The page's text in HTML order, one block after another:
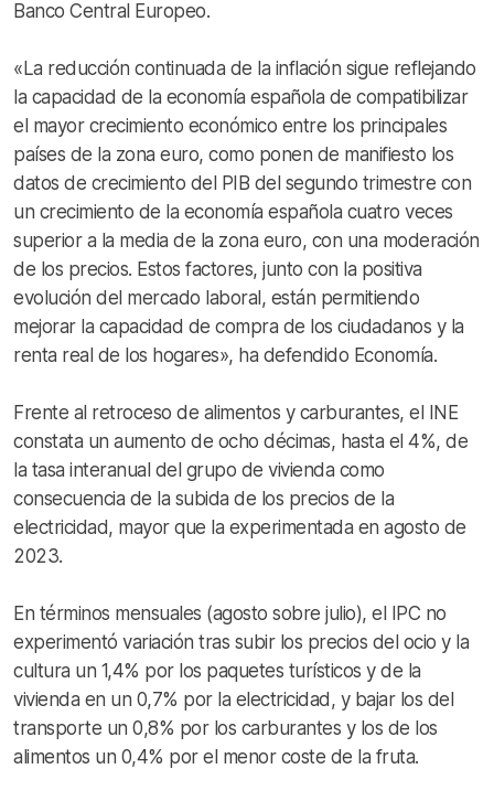
Banco Central Europeo.
«La reducción continuada de la inflación sigue reflejando
la capacidad de la economía española de compatibilizar
el mayor crecimiento económico entre los principales
países de la zona euro, como ponen de manifiesto los
datos de crecimiento del PIB del segundo trimestre con
un crecimiento de la economía española cuatro veces
superior a la media de la zona euro, con una moderación
de los precios. Estos factores, junto con la positiva
evolución del mercado laboral, están permitiendo
mejorar la capacidad de compra de los ciudadanos y la
renta real de los hogares», ha defendido Economía.
Frente al retroceso de alimentos y carburantes, el INE
constata un aumento de ocho décimas, hasta el 4%, de
la tasa interanual del grupo de vivienda como
consecuencia de la subida de los precios de la
electricidad, mayor que la experimentada en agosto de
2023.
En términos mensuales (agosto sobre julio), el IPC no
experimentó variación tras subir los precios del ocio y la
cultura un 1,4% por los paquetes turísticos y de la
vivienda en un 0,7% por la electricidad, y bajar los del
transporte un 0,8% por los carburantes y los de los
alimentos un 0,4% por el menor coste de la fruta.